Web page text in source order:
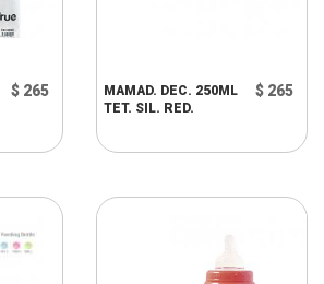
$ 265
MAMAD. DEC. 250ML
TET. SIL. RED.
$ 265